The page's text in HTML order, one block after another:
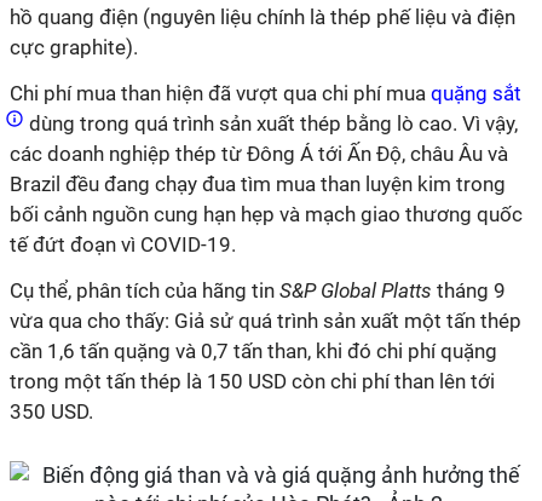
hồ quang điện (nguyên liệu chính là thép phế liệu và điện
cực graphite).
Chi phí mua than hiện đã vượt qua chi phí mua quặng sắt
dùng trong quá trình sản xuất thép bằng lò cao. Vì vậy,
các doanh nghiệp thép từ Đông Á tới Ấn Độ, châu Âu và
Brazil đều đang chạy đua tìm mua than luyện kim trong
bối cảnh nguồn cung hạn hẹp và mạch giao thương quốc
tế đứt đoạn vì COVID-19.
Cụ thể, phân tích của hãng tin S&P Global Platts tháng 9
vừa qua cho thấy: Giả sử quá trình sản xuất một tấn thép
cần 1,6 tấn quặng và 0,7 tấn than, khi đó chi phí quặng
trong một tấn thép là 150 USD còn chi phí than lên tới
350 USD.